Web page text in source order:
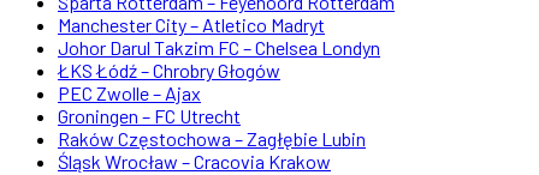
Manchester City – Atletico Madryt
Johor Darul Takzim FC – Chelsea Londyn
ŁKS Łódź – Chrobry Głogów
PEC Zwolle – Ajax
Groningen – FC Utrecht
Raków Częstochowa – Zagłębie Lubin
Śląsk Wrocław – Cracovia Krakow